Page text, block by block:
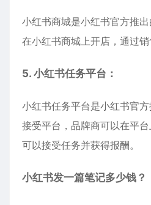
小红书商城是小红书官方推
在小红书商城上开店，通过销
5. 小红书任务平台：
小红书任务平台是小红书官
接受平台，品牌商可以在平
可以接受任务并获得报酬。
小红书发一篇笔记多少钱？